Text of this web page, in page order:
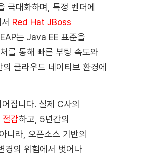
극대화하며, 특정 벤더에
Red Hat JBoss
는 Java EE 표준을
를 통해 빠른 부팅 속도와
클라우드 네이티브 환경에
집니다. 실제 C사의
감하고, 5년간의
니라, 오픈소스 기반의
경의 위험에서 벗어나